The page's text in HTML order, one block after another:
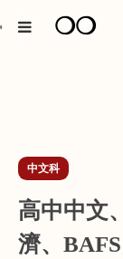
❍❍
中文科
高中中文
濟、